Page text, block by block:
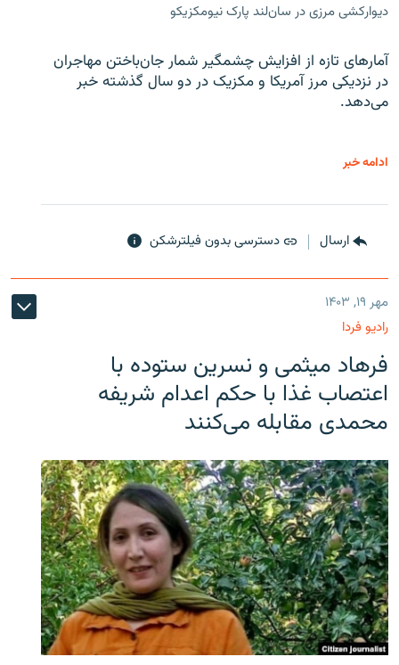
دیوارکشی مرزی در سان‌لند پارک نیومکزیکو
آمارهای تازه از افزایش چشمگیر شمار جان‌باختن مهاجران
در نزدیکی مرز آمریکا و مکزیک در دو سال گذشته خبر
می‌دهد.
ادامه خبر
ارسال دسترسی بدون فیلترشکن
مهر ۱۹, ۱۴۰۳
رادیو فردا
فرهاد میثمی و نسرین ستوده با
اعتصاب غذا با حکم اعدام شریفه
محمدی مقابله می‌کنند